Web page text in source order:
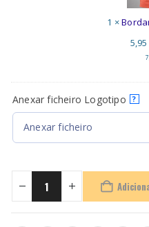
1 ×
5,95
Anexar ficheiro Logotipo ?
Anexar ficheiro